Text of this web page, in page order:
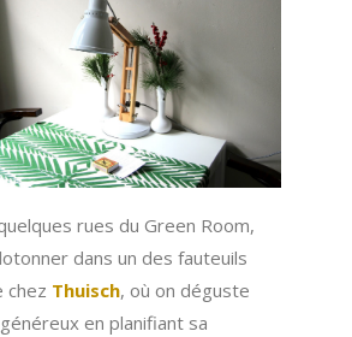
rues du Green Room,
dans un des fauteuils
chez Thuisch, où on déguste
en planifiant sa